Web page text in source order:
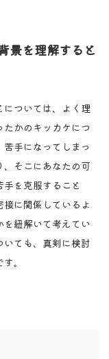
景を理解すると
ついては、よく理
かのキッカケにつ
手になってしまっ
そこにあなたの可
を克服すること
に関係しているよ
を紐解いて考えてい
いても、真剣に検討
。